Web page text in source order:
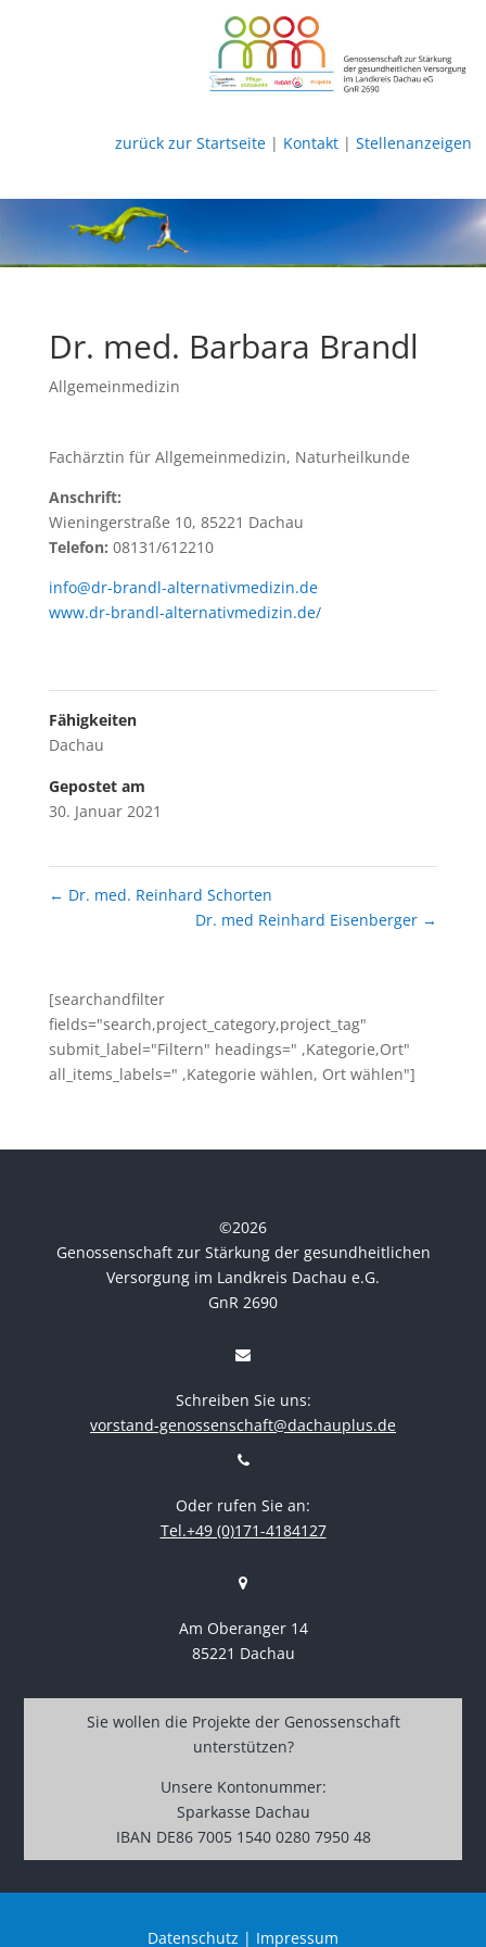
zurück zur Startseite| Kontakt| Stellenanzeigen
Dr. med. Barbara Brandl
Allgemeinmedizin
Fachärztin für Allgemeinmedizin, Naturheilkunde
Anschrift:
Wieningerstraße 10, 85221 Dachau
Telefon: 08131/612210
info@dr-brandl-alternativmedizin.de
www.dr-brandl-alternativmedizin.de/
Fähigkeiten
Dachau
Gepostet am
30. Januar 2021
← Dr. med. Reinhard Schorten
Dr. med Reinhard Eisenberger →
[searchandfilter
fields="search,project_category,project_tag"
submit_label="Filtern" headings=" ,Kategorie,Ort"
all_items_labels=" ,Kategorie wählen, Ort wählen"]
©2026
Genossenschaft zur Stärkung der gesundheitlichen
Versorgung im Landkreis Dachau e.G.
GnR 2690
Schreiben Sie uns:
vorstand-genossenschaft@dachauplus.de
Oder rufen Sie an:
Tel.+49 (0)171-4184127
Am Oberanger 14
85221 Dachau
Sie wollen die Projekte der Genossenschaft
unterstützen?
Unsere Kontonummer:
Sparkasse Dachau
IBAN DE86 7005 1540 0280 7950 48
Datenschutz | Impressum